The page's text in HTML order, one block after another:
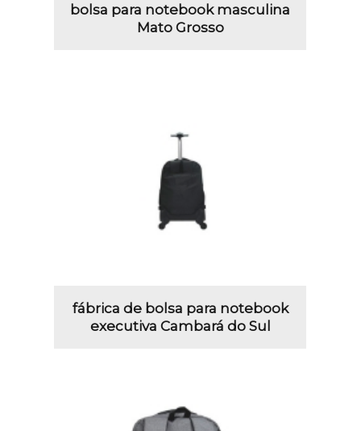
bolsa para notebook masculina
Mato Grosso
fábrica de bolsa para notebook
executiva Cambará do Sul